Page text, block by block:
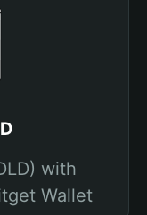
with
Wallet